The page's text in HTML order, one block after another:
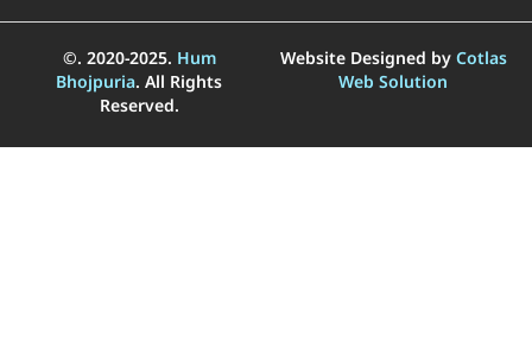
©. 2020-2025. Hum
Bhojpuria. All Rights
Reserved.
Website Designed by Cotlas
Web Solution